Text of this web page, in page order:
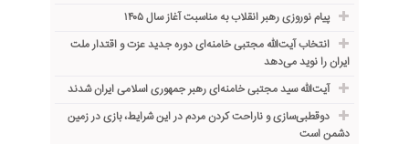
پیام نوروزی رهبر انقلاب به مناسبت آغاز سال ۱۴۰۵
انتخاب آیت‌الله مجتبی خامنه‌ای دوره جدید عزت و اقتدار ملت
ایران را نوید می‌دهد
آیت‌الله سید مجتبی خامنه‌ای رهبر جمهوری اسلامی ایران شدند
دوقطبی‌سازی و ناراحت کردن مردم در این شرایط، بازی در زمین
دشمن است